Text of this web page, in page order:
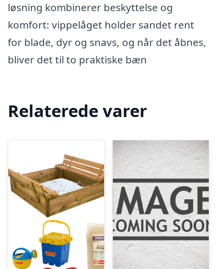
løsning kombinerer beskyttelse og
komfort: vippelåget holder sandet rent
for blade, dyr og snavs, og når det åbnes,
bliver det til to praktiske bæn
Relaterede varer